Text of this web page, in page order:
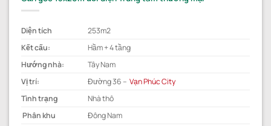
Diện tích
253m2
Kết cấu:
Hầm + 4 tầng
Hướng nhà:
Tây Nam
Vị trí:
Đường 36 –Vạn Phúc City
Tình trạng
Nhà thô
Phân khu
Đông Nam